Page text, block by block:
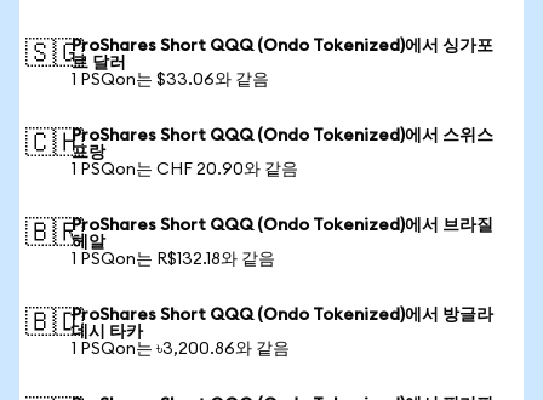
🇸🇬ProShares Short QQQ (Ondo Tokenized)에서 싱가포
르 달러
1 PSQon는 $33.06와 같음
🇨🇭ProShares Short QQQ (Ondo Tokenized)에서 스위스
프랑
1 PSQon는 CHF 20.90와 같음
🇧🇷ProShares Short QQQ (Ondo Tokenized)에서 브라질
헤알
1 PSQon는 R$132.18와 같음
🇧🇩ProShares Short QQQ (Ondo Tokenized)에서 방글라
데시 타카
1 PSQon는 ৳3,200.86와 같음